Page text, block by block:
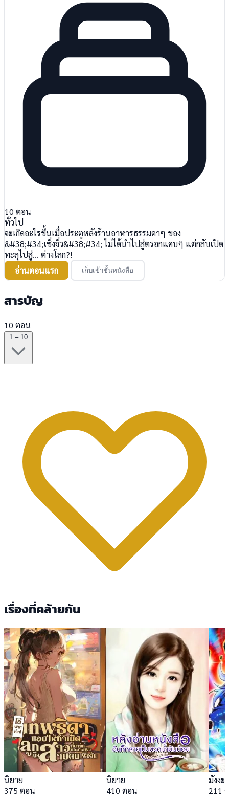
10 ตอน
ทั่วไป
จะเกิดอะไรขึ้นเมื่อประตูหลังร้านอาหารธรรมดาๆ ของ
&#38;#34;เซิ่งจิ่ว&#38;#34; ไม่ได้นำไปสู่ตรอกแคบๆ แต่กลับเปิด
ทะลุไปสู่... ต่างโลก?!
อ่านตอนแรก
เก็บเข้าชั้นหนังสือ
สารบัญ
10 ตอน
1 – 10
เรื่องที่คล้ายกัน
นิยาย
375 ตอน
นิยาย
410 ตอน
มังงะ
211